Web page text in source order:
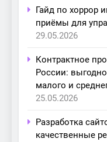
Гайд по хоррор
приёмы для
29.05.2026
Контрактное
России:
малого и
25.05.2026
Разработка
качественные